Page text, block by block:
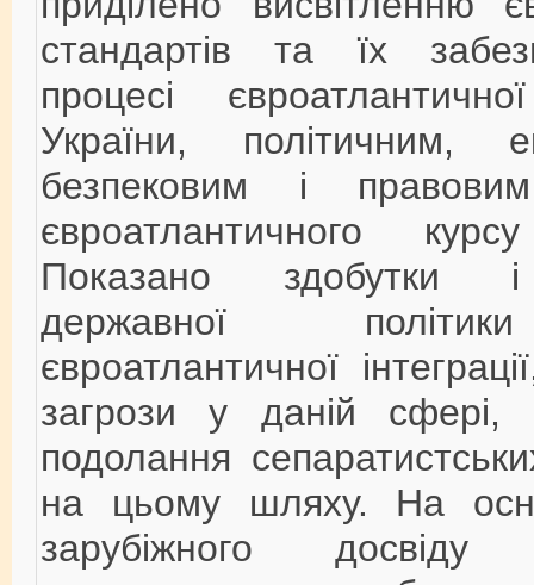
стандартів та їх
процесі
України, політичним,
безпековим і
євроатлантичного
Показано здобутки і
державної
євроатлантичної
загрози у даній сфері,
подолання
на цьому шляху. На
зарубіжного досвіду